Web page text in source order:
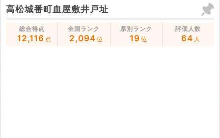
高松城番町血屋敷井戸址
総合得点
12,116 点
全国ランク
2,094 位
県別ランク
19 位
評価人数
64 人